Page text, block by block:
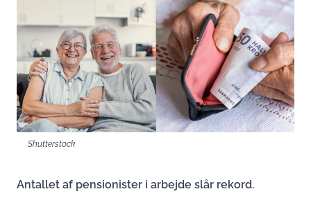
Shutterstock
Antallet af pensionister i arbejde slår rekord.